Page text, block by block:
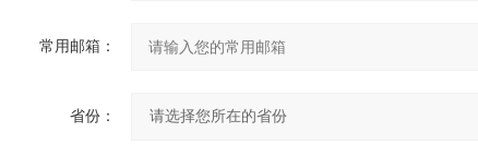
常用邮箱：
省份：